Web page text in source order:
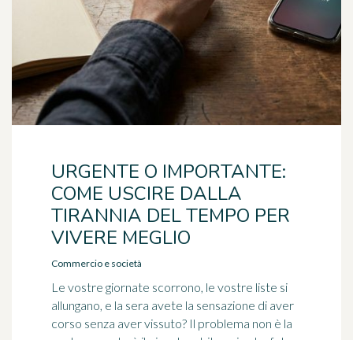
URGENTE O IMPORTANTE:
COME USCIRE DALLA
TIRANNIA DEL TEMPO PER
VIVERE MEGLIO
Commercio e società
Le vostre giornate scorrono, le vostre liste si
allungano, e la sera avete la sensazione di aver
corso senza aver vissuto? Il problema non è la